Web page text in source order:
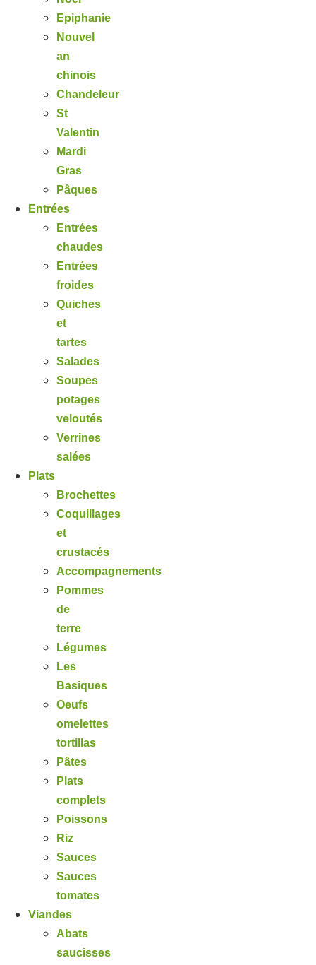
Epiphanie
Nouvel
an
chinois
Chandeleur
St
Valentin
Mardi
Gras
Pâques
Entrées
Entrées
chaudes
Entrées
froides
Quiches
et
tartes
Salades
Soupes
potages
veloutés
Verrines
salées
Plats
Brochettes
Coquillages
et
crustacés
Accompagnements
Pommes
de
terre
Légumes
Les
Basiques
Oeufs
omelettes
tortillas
Pâtes
Plats
complets
Poissons
Riz
Sauces
Sauces
tomates
Viandes
Abats
saucisses